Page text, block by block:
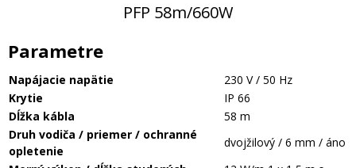
PFP 58m/660W
Parametre
Napájacie napätie
230 V / 50 Hz
Krytie
IP 66
Dĺžka kábla
58 m
Druh vodiča / priemer / ochranné
opletenie
dvojžilový / 6 mm / áno